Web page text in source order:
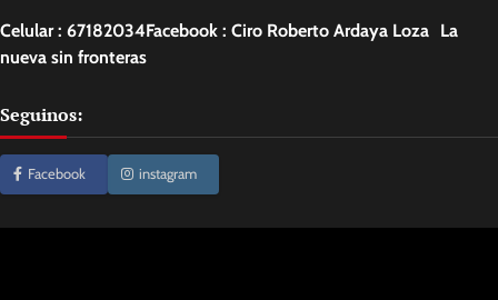
Celular : 67182034Facebook : Ciro Roberto Ardaya Loza La
nueva sin fronteras
Seguinos:
Facebook instagram